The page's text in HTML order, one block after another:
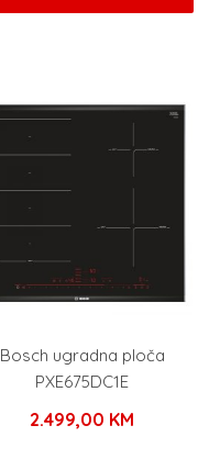
Bosch ugradna ploča
PXE675DC1E
2.499,00 KM